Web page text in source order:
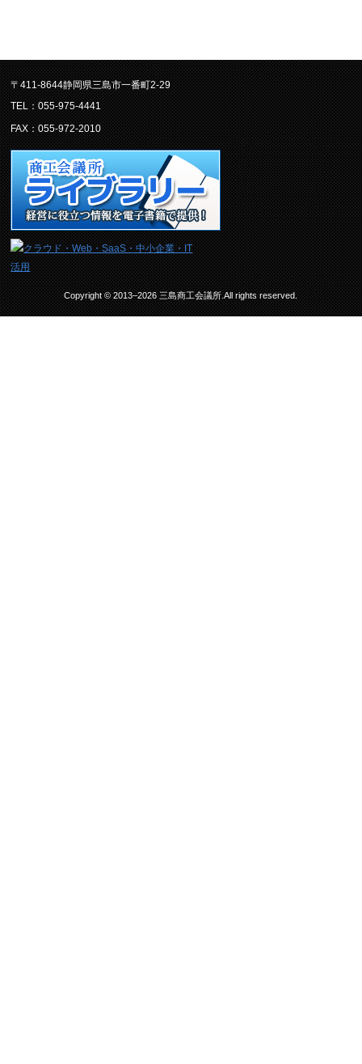
〒411-8644静岡県三島市一番町2-29
TEL：055-975-4441
FAX：055-972-2010
Copyright © 2013–2026 三島商工会議所.All rights reserved.